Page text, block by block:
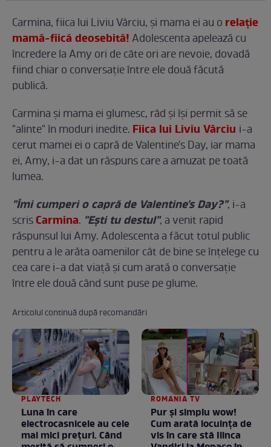
Carmina, fiica lui Liviu Vârciu, şi mama ei au o relaţie
mamă-fiică deosebită! Adolescenta apelează cu
încredere la Amy ori de câte ori are nevoie, dovadă
fiind chiar o conversaţie între ele două făcută
publică.
Carmina şi mama ei glumesc, râd şi îşi permit să se
"alinte" în moduri inedite. Fiica lui Liviu Vârciu i-a
cerut mamei ei o capră de Valentine's Day, iar mama
ei, Amy, i-a dat un răspuns care a amuzat pe toată
lumea.
"Îmi cumperi o capră de Valentine's Day?", i-a
scrisCarmina. "Eşti tu destul", a venit rapid
răspunsul lui Amy. Adolescenta a făcut totul public
pentru a le arăta oamenilor cât de bine se înţelege cu
cea care i-a dat viaţă şi cum arată o conversaţie
între ele două când sunt puse pe glume.
Articolul continuă după recomandări
PLAYTECH
Luna în care
electrocasnicele au cele
mai mici prețuri. Când
ROMANIA TV
Pur și simplu wow!
Cum arată locuința de
vis în care stă Ilinca